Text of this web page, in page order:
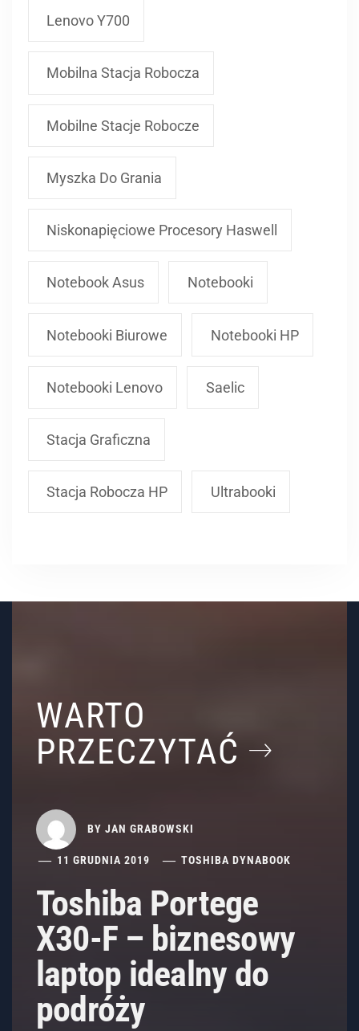
Lenovo Y700
Mobilna Stacja Robocza
Mobilne Stacje Robocze
Myszka Do Grania
Niskonapięciowe Procesory Haswell
Notebook Asus Notebooki
Notebooki Biurowe Notebooki HP
Notebooki Lenovo Saelic
Stacja Graficzna
Stacja Robocza HP Ultrabooki
WARTO
PRZECZYTAĆ
BY JAN GRABOWSKI
11 GRUDNIA 2019 TOSHIBA DYNABOOK
Toshiba Portege
X30-F – biznesowy
laptop idealny do
podróży